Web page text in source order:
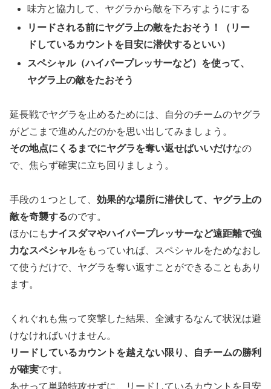
味方と協力して、ヤグラから敵を下ろすようにする
リードされる前にヤグラ上の敵をたおそう！（リー
ドしているカウントを目安に潜伏するといい）
スペシャル（ハイパープレッサーなど）を使って、
ヤグラ上の敵をたおそう
延長戦でヤグラを止めるためには、自分のチームのヤグラ
がどこまで進めんだのかを思い出してみましょう。
その地点にくるまでにヤグラを奪い返せばいいだけなの
で、焦らず確実に立ち回りましょう。
手段の１つとして、 効果的な場所に潜伏して、ヤグラ上の
敵を奇襲するのです。
ほかにもナイスダマやハイパープレッサーなど遠距離で強
力なスペシャルをもっていれば、スペシャルをためなおし
て使うだけで、ヤグラを奪い返すことができることもあり
ます。
くれぐれも焦って突撃した結果、全滅するなんて状況は避
けなければいけません。
リードしているカウントを越えない限り、自チームの勝利
が確実です。
あせって単騎特攻せずに、リードしているカウントを目安